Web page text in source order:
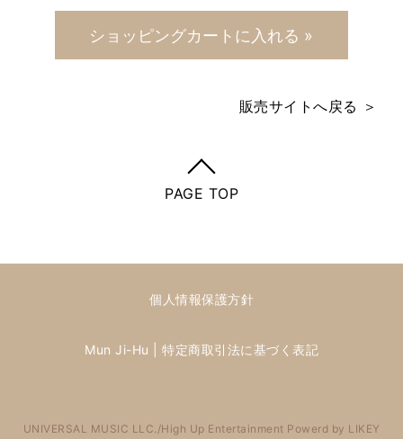
販売サイトへ戻る ＞
PAGE TOP
個人情報保護方針
Mun Ji-Hu | 特定商取引法に基づく表記
UNIVERSAL MUSIC LLC./High Up Entertainment Powerd by LIKEY